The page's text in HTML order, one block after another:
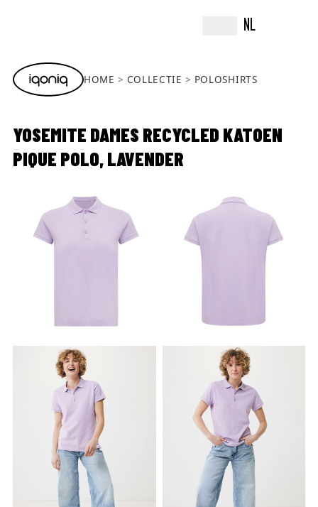
NL
HOME COLLECTIE POLOSHIRTS
YOSEMITE DAMES RECYCLED KATOEN
PIQUE POLO, LAVENDER